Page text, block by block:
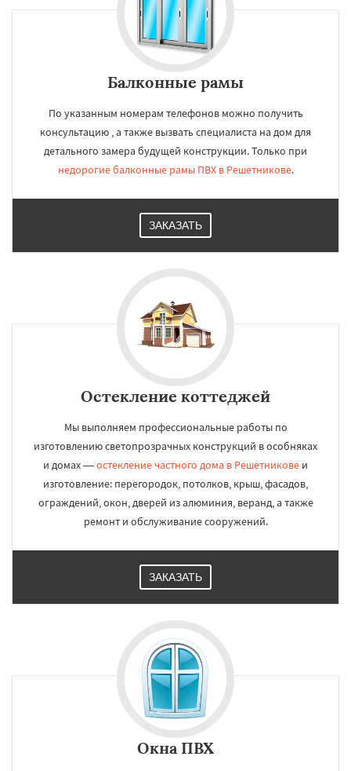
Балконные рамы
По указанным номерам телефонов можно получить
консультацию , а также вызвать специалиста на дом для
детального замера будущей конструкции. Только при
недорогие балконные рамы ПВХ в Решетникове.
ЗАКАЗАТЬ
Остекление коттеджей
Мы выполняем профессиональные работы по
изготовлению светопрозрачных конструкций в особняках
и домах —остекление частного дома в Решетникове и
изготовление: перегородок, потолков, крыш, фасадов,
ограждений, окон, дверей из алюминия, веранд, а также
ремонт и обслуживание сооружений.
ЗАКАЗАТЬ
Окна ПВХ